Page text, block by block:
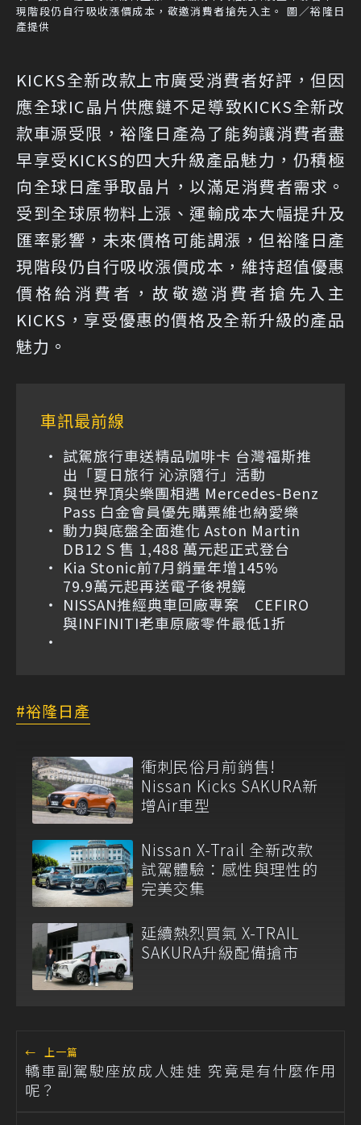
現階段仍自行吸收漲價成本，敬邀消費者搶先入主。 圖／裕隆日
產提供
KICKS全新改款上市廣受消費者好評，但因
應全球IC晶片供應鏈不足導致KICKS全新改
款車源受限，裕隆日產為了能夠讓消費者盡
早享受KICKS的四大升級產品魅力，仍積極
向全球日產爭取晶片，以滿足消費者需求。
受到全球原物料上漲、運輸成本大幅提升及
匯率影響，未來價格可能調漲，但裕隆日產
現階段仍自行吸收漲價成本，維持超值優惠
價格給消費者，故敬邀消費者搶先入主
KICKS，享受優惠的價格及全新升級的產品
魅力。
車訊最前線
試駕旅行車送精品咖啡卡 台灣福斯推
出「夏日旅行 沁涼隨行」活動
與世界頂尖樂團相遇 Mercedes-Benz
Pass 白金會員優先購票維也納愛樂
動力與底盤全面進化 Aston Martin
DB12 S 售 1,488 萬元起正式登台
Kia Stonic前7月銷量年增145%
79.9萬元起再送電子後視鏡
NISSAN推經典車回廠專案 CEFIRO
與INFINITI老車原廠零件最低1折
裕隆日產
衝刺民俗月前銷售!
Nissan Kicks SAKURA新
增Air車型
Nissan X-Trail 全新改款
試駕體驗：感性與理性的
完美交集
延續熱烈買氣 X-TRAIL
SAKURA升級配備搶市
← 上一篇
轎車副駕駛座放成人娃娃 究竟是有什麼作用
呢？